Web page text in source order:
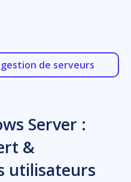
de serveurs
Server :
&
utilisateurs